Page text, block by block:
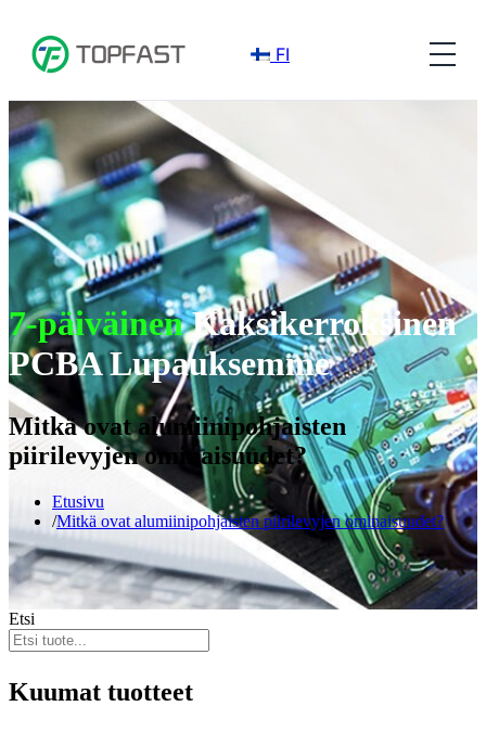
FI
7-päiväinenKaksikerroksinen
PCBA Lupauksemme
Mitkä ovat alumiinipohjaisten
piirilevyjen ominaisuudet?
Etusivu
Mitkä ovat alumiinipohjaisten piirilevyjen ominaisuudet?
Etsi
Kuumat tuotteet